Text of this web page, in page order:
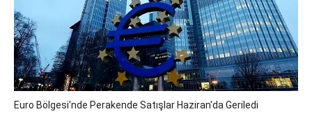
Euro Bölgesi'nde Perakende Satışlar Haziran'da Geriledi